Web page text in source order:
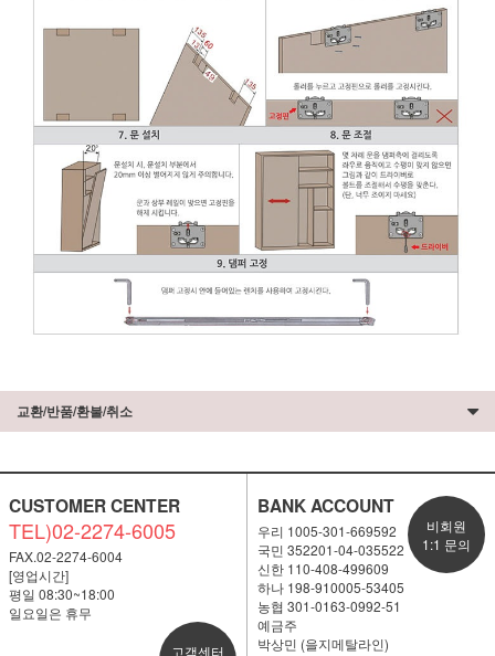
교환/반품/환불/취소
CUSTOMER CENTER
TEL)02-2274-6005
FAX.02-2274-6004
[영업시간]
평일 08:30~18:00
일요일은 휴무
고객센터
BANK ACCOUNT
우리 1005-301-669592
국민 352201-04-035522
신한 110-408-499609
하나 198-910005-53405
농협 301-0163-0992-51
예금주
박상민 (을지메탈라인)
비회원
1:1 문의